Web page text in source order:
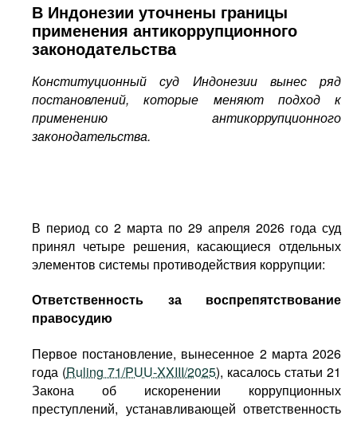
Книжная полка
В Индонезии уточнены границы
применения антикоррупционного
законодательства
Конституционный суд Индонезии вынес ряд
постановлений, которые меняют подход к
применению антикоррупционного
законодательства.
В период со 2 марта по 29 апреля 2026 года суд
принял четыре решения, касающиеся отдельных
элементов системы противодействия коррупции:
Ответственность за воспрепятствование
правосудию
Первое постановление, вынесенное 2 марта 2026
года (Ruling 71/PUU-XXIII/2025), касалось статьи 21
Закона об искоренении коррупционных
преступлений, устанавливающей ответственность